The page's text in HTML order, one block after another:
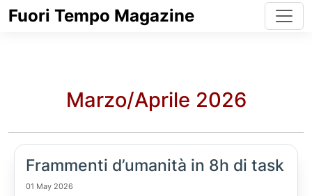
Fuori Tempo Magazine
Marzo/Aprile 2026
Frammenti d’umanità in 8h di task
01 May 2026